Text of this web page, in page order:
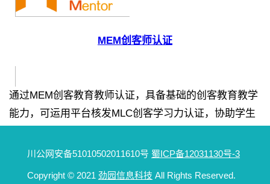
MEM创客师认证
通过MEM创客教育教师认证，具备基础的创客教育教学
能力，可运用平台核发MLC创客学习力认证，协助学生
历程档案及云端学习数据，达成创客教育课程推行之目
川公网安备51010502011610号 蜀ICP备12031130号-3
Copyright © 2021 劲园信息科技 All Rights Reserved.